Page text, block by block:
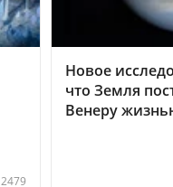
2479
Новое
что Земля
Венеру